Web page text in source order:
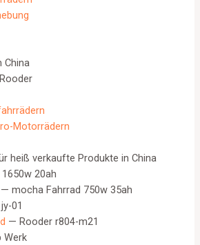
China
Motorrädern
heiß verkaufte Produkte in China
20ah
— mocha Fahrrad 750w 35ah
01
— Rooder r804-m21
Werk